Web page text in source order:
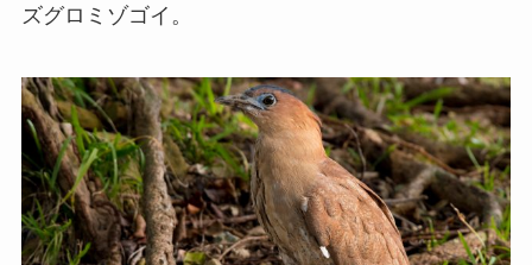
ズグロミゾゴイ。